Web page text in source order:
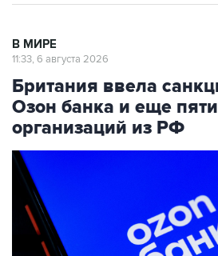
В МИРЕ
11:33, 6 августа 2026
Британия ввела
Озон банка и еще
организаций из РФ